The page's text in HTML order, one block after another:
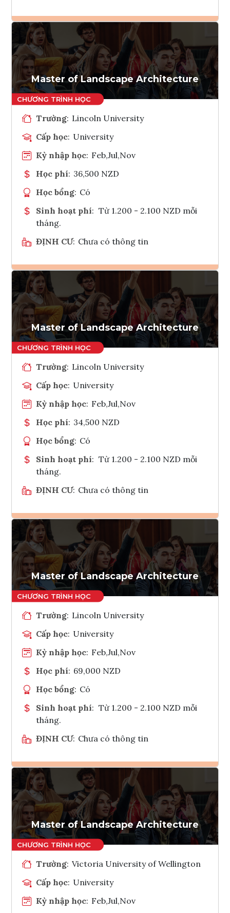
Ghi danh
Tham vấn Interlink
Master of Landscape Architecture
Trường: Lincoln University
Cấp học: University
Kỳ nhập học: Feb,Jul,Nov
Học phí: 36,500 NZD
Học bổng: Có
Sinh hoạt phí: Từ 1.200 - 2.100 NZD mỗi
tháng.
ĐỊNH CƯ: Chưa có thông tin
Ghi danh
Tham vấn Interlink
Master of Landscape Architecture
Trường: Lincoln University
Cấp học: University
Kỳ nhập học: Feb,Jul,Nov
Học phí: 34,500 NZD
Học bổng: Có
Sinh hoạt phí: Từ 1.200 - 2.100 NZD mỗi
tháng.
ĐỊNH CƯ: Chưa có thông tin
Ghi danh
Tham vấn Interlink
Master of Landscape Architecture
Trường: Lincoln University
Cấp học: University
Kỳ nhập học: Feb,Jul,Nov
Học phí: 69,000 NZD
Học bổng: Có
Sinh hoạt phí: Từ 1.200 - 2.100 NZD mỗi
tháng.
ĐỊNH CƯ: Chưa có thông tin
Ghi danh
Tham vấn Interlink
Master of Landscape Architecture
Trường: Victoria University of Wellington
Cấp học: University
Kỳ nhập học: Feb,Jul,Nov